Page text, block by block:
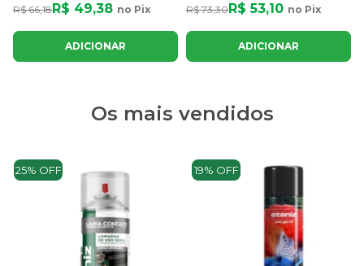
R$ 66,18R$ 49,38 no Pix
ADICIONAR
R$ 73,30R$ 53,10 no Pix
ADICIONAR
Os mais vendidos
25% OFF 19% OFF